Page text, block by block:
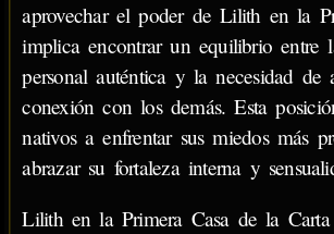
aprovechar el poder de Lilith en la
implica encontrar un equilibrio entre
personal auténtica y la necesidad de
conexión con los demás. Esta
nativos a enfrentar sus miedos más
abrazar su fortaleza interna y
Lilith en la Primera Casa de la